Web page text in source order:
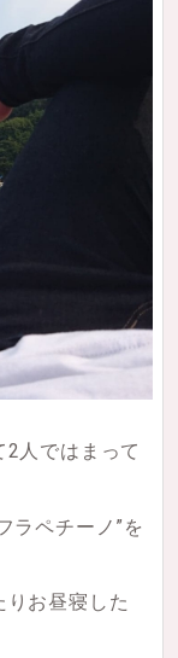
人ではまって
ラペチーノ”を
お昼寝した